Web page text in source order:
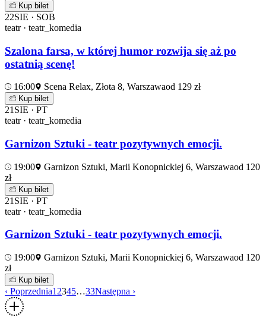
Kup bilet
22SIE · SOB
teatr · teatr_komedia
Szalona farsa, w której humor rozwija się aż po
ostatnią scenę!
16:00 Scena Relax, Złota 8, Warszawaod 129 zł
Kup bilet
21 SIE · PT
teatr · teatr_komedia
Garnizon Sztuki - teatr pozytywnych emocji.
19:00 Garnizon Sztuki, Marii Konopnickiej 6, Warszawaod 120
zł
Kup bilet
21 SIE · PT
teatr · teatr_komedia
Garnizon Sztuki - teatr pozytywnych emocji.
19:00 Garnizon Sztuki, Marii Konopnickiej 6, Warszawaod 120
zł
Kup bilet
‹ Poprzednia1 2345…33Następna ›